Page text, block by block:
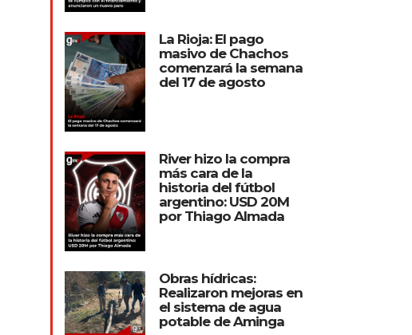
La Rioja: El pago
masivo de Chachos
comenzará la semana
del 17 de agosto
River hizo la compra
más cara de la
historia del fútbol
argentino: USD 20M
por Thiago Almada
Obras hídricas:
Realizaron mejoras en
el sistema de agua
potable de Aminga